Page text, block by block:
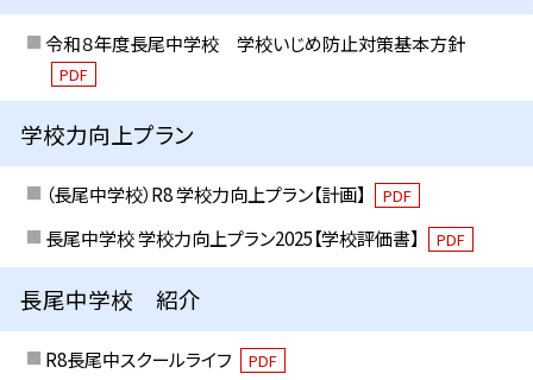
令和８年度長尾中学校 学校いじめ防止対策基本方針
PDF
学校力向上プラン
（長尾中学校）R8 学校力向上プラン【計画】 PDF
長尾中学校 学校力向上プラン2025【学校評価書】 PDF
長尾中学校 紹介
R8長尾中スクールライフ PDF